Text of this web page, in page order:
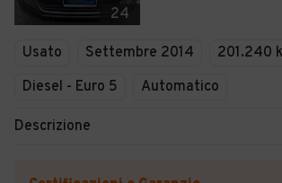
24
Usato Settembre 2014
201.240
Diesel - Euro 5
Automatico
Descrizione